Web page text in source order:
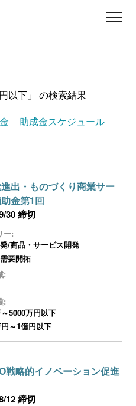
登録
ン
以下」 の検索結果
助成金スケジュール
出・ものづくり商業サー
金第1回
30 締切
ー:
/商品・サービス開発
要開拓
:
:
5000万円以下
～1億円以下
戦略的イノベーション促進
12 締切